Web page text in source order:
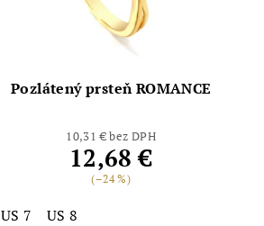
Pozlátený prsteň ROMANCE
10,31 € bez DPH
12,68 €
(–24 %)
US 7
US 8